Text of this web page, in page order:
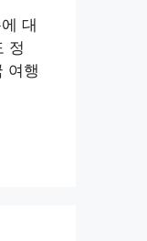
대
정
여행